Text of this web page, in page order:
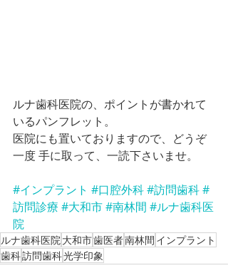
ルナ歯科医院の、ポイントが書かれて
いるパンフレット。
医院にも置いておりますので、どうぞ
一度 手に取って、一読下さいませ。
#インプラント #口腔外科#訪問歯科#
訪問診療 #大和市#南林間 #ルナ歯科医
院
ルナ歯科医院大和市歯医者南林間 インプラント
歯科訪問歯科光学印象